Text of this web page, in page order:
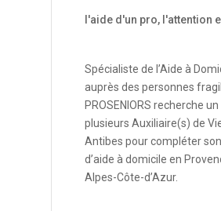
l'aide d'un pro, l'attention
Spécialiste de l’Aide à
auprès des personnes
PROSENIORS recherche un
plusieurs Auxiliaire(s) de
Antibes pour compléter
d’aide à domicile en
Alpes-Côte-d’Azur.